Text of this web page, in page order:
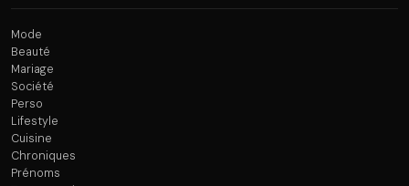
Mode
Beauté
Mariage
Société
Perso
Lifestyle
Cuisine
Chroniques
Prénoms